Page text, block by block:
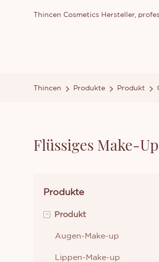
Thincen Cosmetics Hersteller,
Thincen Produkte Produkt
Flüssiges Make-Up
Produkte
- Produkt
Augen-Make-up
Lippen-Make-up